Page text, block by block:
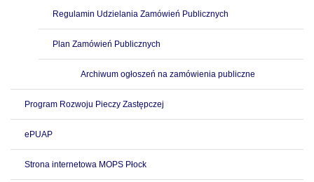
Regulamin Udzielania Zamówień Publicznych
Plan Zamówień Publicznych
Archiwum ogłoszeń na zamówienia publiczne
Program Rozwoju Pieczy Zastępczej
ePUAP
Strona internetowa MOPS Płock